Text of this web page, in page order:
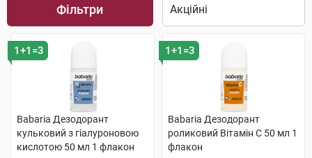
Фільтри
1+1=3
Babaria Дезодорант
кульковий з гіалуроновою
кислотою 50 мл 1 флакон
1+1=3
Babaria Дезодорант
роликовий Вітамін С 50 мл 1
флакон